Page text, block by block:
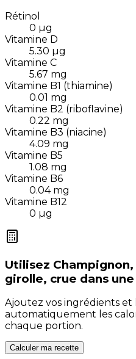
Rétinol
0 µg
Vitamine D
5.30 µg
Vitamine C
5.67 mg
Vitamine B1 (thiamine)
0.01 mg
Vitamine B2 (riboflavine)
0.22 mg
Vitamine B3 (niacine)
4.09 mg
Vitamine B5
1.08 mg
Vitamine B6
0.04 mg
Vitamine B12
0 µg
Utilisez
girolle, crue dans
Ajoutez vos ingrédients
automatiquement les
chaque portion.
Calculer ma recette